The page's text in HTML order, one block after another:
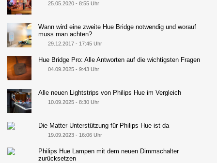
25.05.2020 - 8:55 Uhr
Wann wird eine zweite Hue Bridge notwendig und worauf
muss man achten?
29.12.2017 - 17:45 Uhr
Hue Bridge Pro: Alle Antworten auf die wichtigsten Fragen
04.09.2025 - 9:43 Uhr
Alle neuen Lightstrips von Philips Hue im Vergleich
10.09.2025 - 8:30 Uhr
Die Matter-Unterstützung für Philips Hue ist da
19.09.2023 - 16:06 Uhr
Philips Hue Lampen mit dem neuen Dimmschalter
zurücksetzen